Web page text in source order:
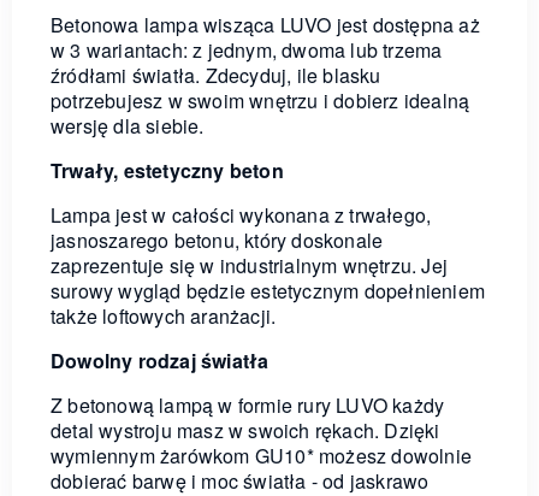
Betonowa lampa wisząca LUVO jest dostępna aż
w 3 wariantach: z jednym, dwoma lub trzema
źródłami światła. Zdecyduj, ile blasku
potrzebujesz w swoim wnętrzu i dobierz idealną
wersję dla siebie.
Trwały, estetyczny beton
Lampa jest w całości wykonana z trwałego,
jasnoszarego betonu, który doskonale
zaprezentuje się w industrialnym wnętrzu. Jej
surowy wygląd będzie estetycznym dopełnieniem
także loftowych aranżacji.
Dowolny rodzaj światła
Z betonową lampą w formie rury LUVO każdy
detal wystroju masz w swoich rękach. Dzięki
wymiennym żarówkom GU10* możesz dowolnie
dobierać barwę i moc światła - od jaskrawo